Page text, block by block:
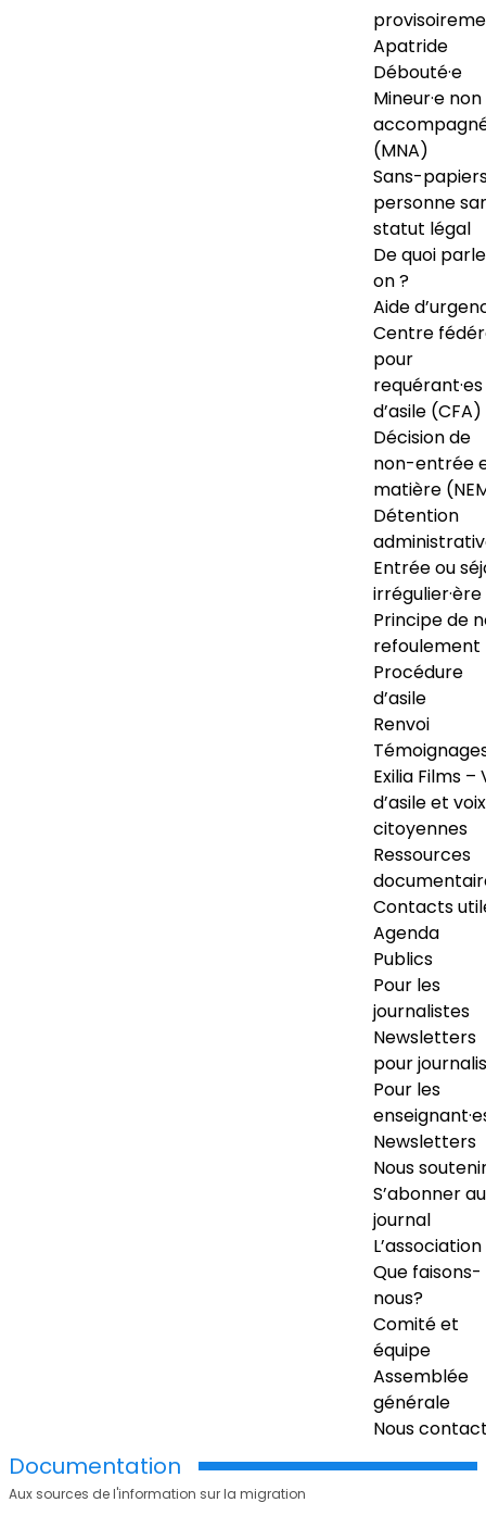
Apatride
Débouté·e
Mineur·e non
(MNA)
Sans-
personne
statut légal
De quoi
on ?
Aide
Centre
pour
requérant·es
d’asile (CFA)
Décision de
non-entrée
matière
Détention
Entrée ou
irrégulier·ère
Principe de
refoulement
Procédure
d’asile
Renvoi
Exilia Films –
d’asile et voix
citoyennes
Ressources
Contacts
Agenda
Publics
Pour les
journalistes
Newsletters
pour
Pour les
Newsletters
Nous
S’abonner au
journal
L’association
Que faisons-
nous?
Comité et
équipe
Assemblée
générale
Nous
Documentation
Aux sources de l'information sur la migration